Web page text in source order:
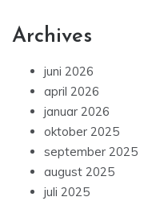
Archives
juni 2026
april 2026
januar 2026
oktober 2025
september 2025
august 2025
juli 2025